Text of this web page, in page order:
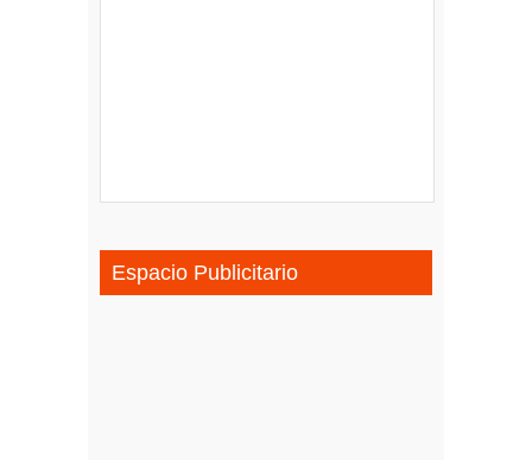
Espacio Publicitario